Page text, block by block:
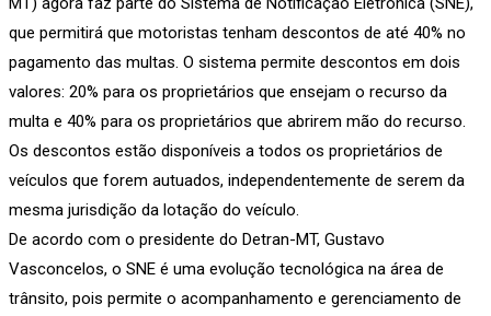
que permitirá que motoristas tenham descontos de até 40% no
pagamento das multas. O sistema permite descontos em dois
valores: 20% para os proprietários que ensejam o recurso da
multa e 40% para os proprietários que abrirem mão do recurso.
Os descontos estão disponíveis a todos os proprietários de
veículos que forem autuados, independentemente de serem da
mesma jurisdição da lotação do veículo.
De acordo com o presidente do Detran-MT, Gustavo
Vasconcelos, o SNE é uma evolução tecnológica na área de
trânsito, pois permite o acompanhamento e gerenciamento de